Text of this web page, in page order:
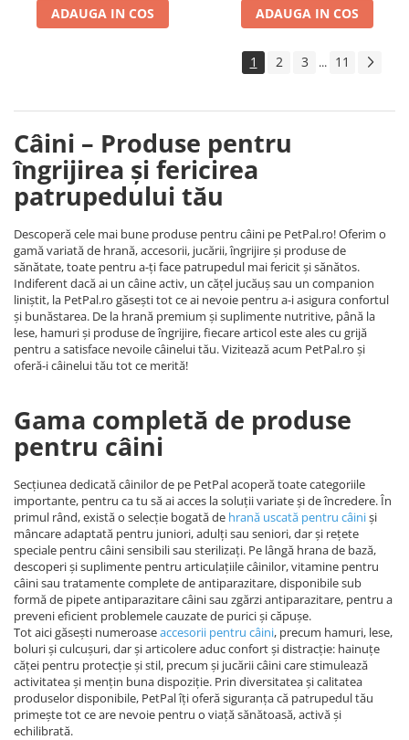
ADAUGA IN COS ADAUGA IN COS
1 2 3 ... 11
Câini – Produse pentru
îngrijirea și fericirea
patrupedului tău
Descoperă cele mai bune produse pentru câini pe PetPal.ro! Oferim o
gamă variată de hrană, accesorii, jucării, îngrijire și produse de
sănătate, toate pentru a-ți face patrupedul mai fericit și sănătos.
Indiferent dacă ai un câine activ, un cățel jucăuș sau un companion
liniștit, la PetPal.ro găsești tot ce ai nevoie pentru a-i asigura confortul
și bunăstarea. De la hrană premium și suplimente nutritive, până la
lese, hamuri și produse de îngrijire, fiecare articol este ales cu grijă
pentru a satisface nevoile câinelui tău. Vizitează acum PetPal.ro și
oferă-i câinelui tău tot ce merită!
Gama completă de produse
pentru câini
Secțiunea dedicată câinilor de pe PetPal acoperă toate categoriile
importante, pentru ca tu să ai acces la soluții variate și de încredere. În
primul rând, există o selecție bogată de hrană uscată pentru câiniși
mâncare adaptată pentru juniori, adulți sau seniori, dar și rețete
speciale pentru câini sensibili sau sterilizați. Pe lângă hrana de bază,
descoperi și suplimente pentru articulațiile câinilor, vitamine pentru
câini sau tratamente complete de antiparazitare, disponibile sub
formă de pipete antiparazitare câini sau zgărzi antiparazitare, pentru a
preveni eficient problemele cauzate de purici și căpușe.
Tot aici găsești numeroaseaccesorii pentru câini, precum hamuri, lese,
boluri și culcușuri, dar și articolere aduc confort și distracție: hainuțe
căței pentru protecție și stil, precum și jucării câini care stimulează
activitatea și mențin buna dispoziție. Prin diversitatea și calitatea
produselor disponibile, PetPal îți oferă siguranța că patrupedul tău
primește tot ce are nevoie pentru o viață sănătoasă, activă și
echilibrată.